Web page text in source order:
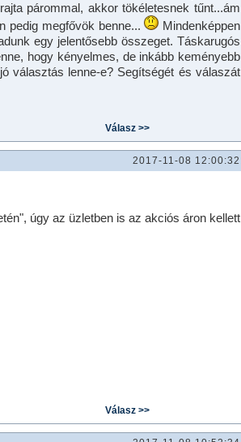
párommal, akkor tökéletesnek tűnt...ám
pedig megfővök benne...
Mindenképpen
egy jelentősebb összeget. Táskarugós
hogy kényelmes, de inkább keményebb
választás lenne-e? Segítségét és válaszát
2017-11-08 12:00:32
úgy az üzletben is az akciós áron kellett